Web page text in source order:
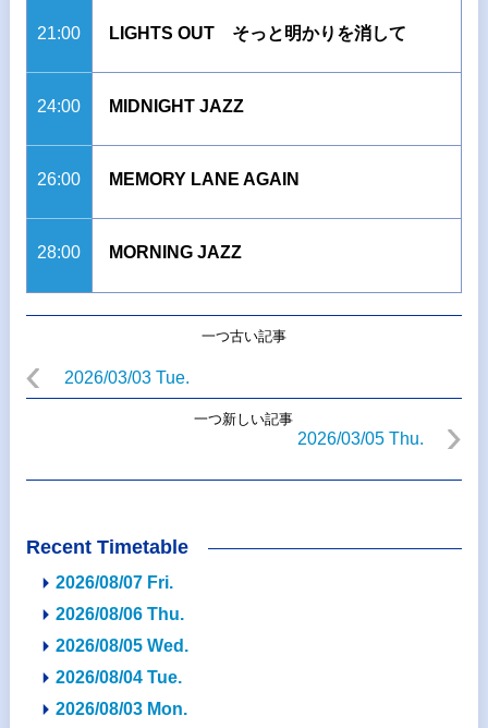
21:00 LIGHTS OUT そっと明かりを消して
24:00 MIDNIGHT JAZZ
26:00 MEMORY LANE AGAIN
28:00 MORNING JAZZ
一つ古い記事
2026/03/03 Tue.
一つ新しい記事
2026/03/05 Thu.
Recent Timetable
2026/08/07 Fri.
2026/08/06 Thu.
2026/08/05 Wed.
2026/08/04 Tue.
2026/08/03 Mon.